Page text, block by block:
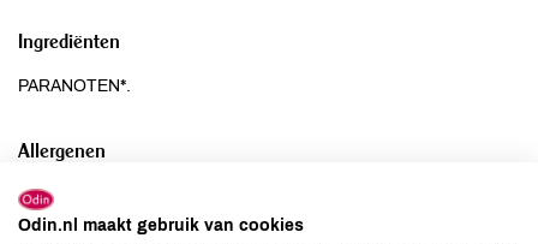
Ingrediënten
PARANOTEN*.
Allergenen
Aardnoten
Ei
niet aanwezig
Odin.nl maakt gebruik van cookies